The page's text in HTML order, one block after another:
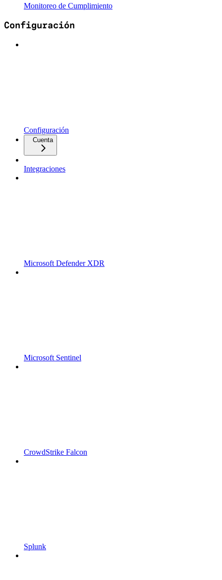
Monitoreo de Cumplimiento
Configuración
Configuración
Cuenta
Integraciones
Microsoft Defender XDR
Microsoft Sentinel
CrowdStrike Falcon
Splunk